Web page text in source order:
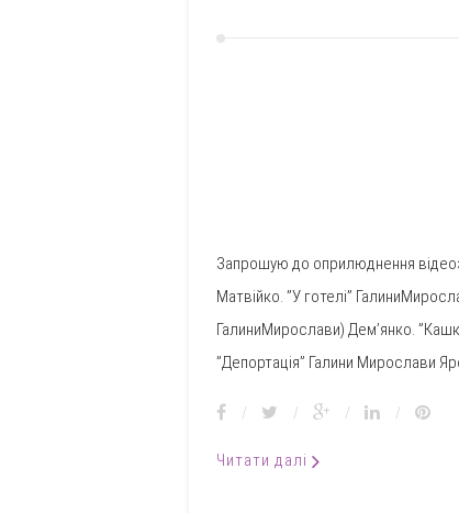
Запрошую до оприлюднення
Матвійко. ”У готелі”
ГалиниМирослави) Дем’янко.
”Депортація” Галини Мирослави
/ / / /
Читати далі